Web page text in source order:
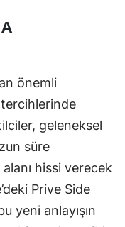
önemli
geleneksel
süre
hissi verecek
Prive Side
yeni anlayışın